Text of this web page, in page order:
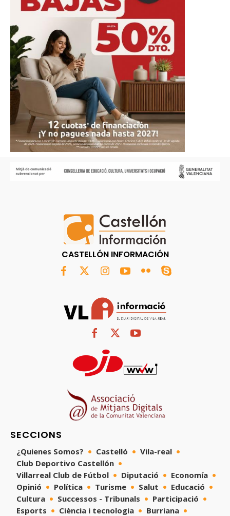
CASTELLÓN INFORMACIÓN
SECCIONS
¿Quienes Somos? Castelló
Vila-real
Club Deportivo Castellón
Villarreal Club de Fútbol
Diputació
Economía
Opinió
Política Turisme Salut
Educació
Cultura
Successos - Tribunals
Participació
Esports
Ciència i tecnologia
Burriana